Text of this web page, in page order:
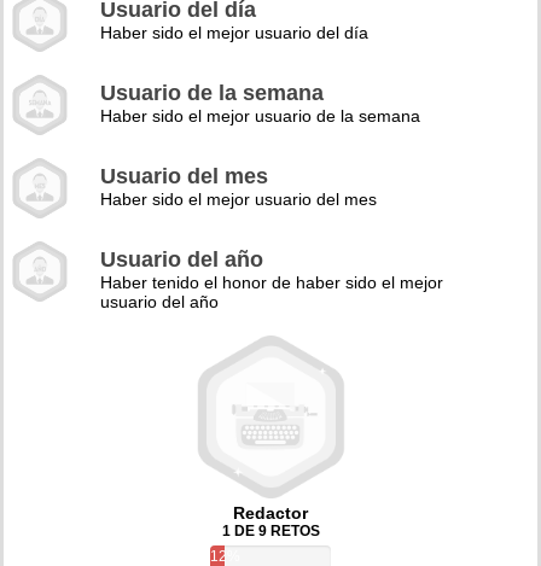
Usuario del día
Haber sido el mejor usuario del día
Usuario de la semana
Haber sido el mejor usuario de la semana
Usuario del mes
Haber sido el mejor usuario del mes
Usuario del año
Haber tenido el honor de haber sido el mejor
usuario del año
Redactor
1 DE 9 RETOS
12%